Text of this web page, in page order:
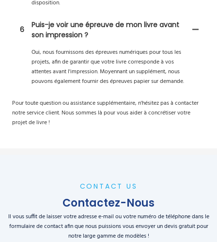
disposition.
6
Puis-je voir une épreuve de mon livre avant
son impression ?
Oui, nous fournissons des épreuves numériques pour tous les
projets, afin de garantir que votre livre corresponde à vos
attentes avant l'impression. Moyennant un supplément, nous
pouvons également fournir des épreuves papier sur demande.
Pour toute question ou assistance supplémentaire, n'hésitez pas à contacter
notre service client. Nous sommes là pour vous aider à concrétiser votre
projet de livre !
CONTACT US
Contactez-Nous
Il vous suffit de laisser votre adresse e-mail ou votre numéro de téléphone dans le
formulaire de contact afin que nous puissions vous envoyer un devis gratuit pour
notre large gamme de modèles !